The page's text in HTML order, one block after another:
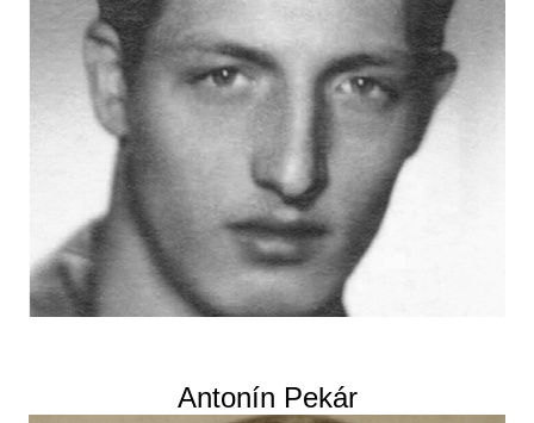
Antonín Pekár